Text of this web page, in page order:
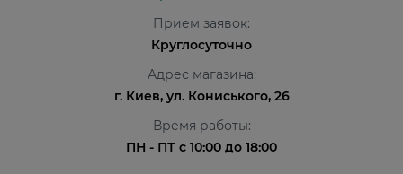
Прием заявок:
Круглосуточно
Адрес магазина:
г. Киев, ул. Кониського, 26
Время работы:
ПН - ПТ с 10:00 до 18:00